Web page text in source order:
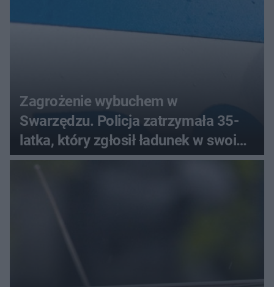
Zagrożenie wybuchem w
Swarzędzu. Policja zatrzymała 35-
latka, który zgłosił ładunek w swoim
aucie